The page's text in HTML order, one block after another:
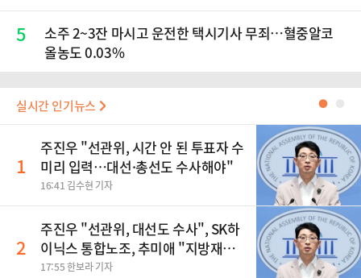
5
소주 2~3잔 마시고 운전한 택시기사 무죄…혈중알코
올농도 0.03%
실시간 인기뉴스 ●
1
주진우 "선관위, 시간 안 된 투표자 수
미리 입력…대선·총선도 수사해야"
16:41 김수현 기자
2
주진우 "선관위, 대선도 수사", SK하
이닉스 통합노조, 추미애 "지방재정
바꿔야", 세제개편 이달 정리 등
17:55 한보라 기자